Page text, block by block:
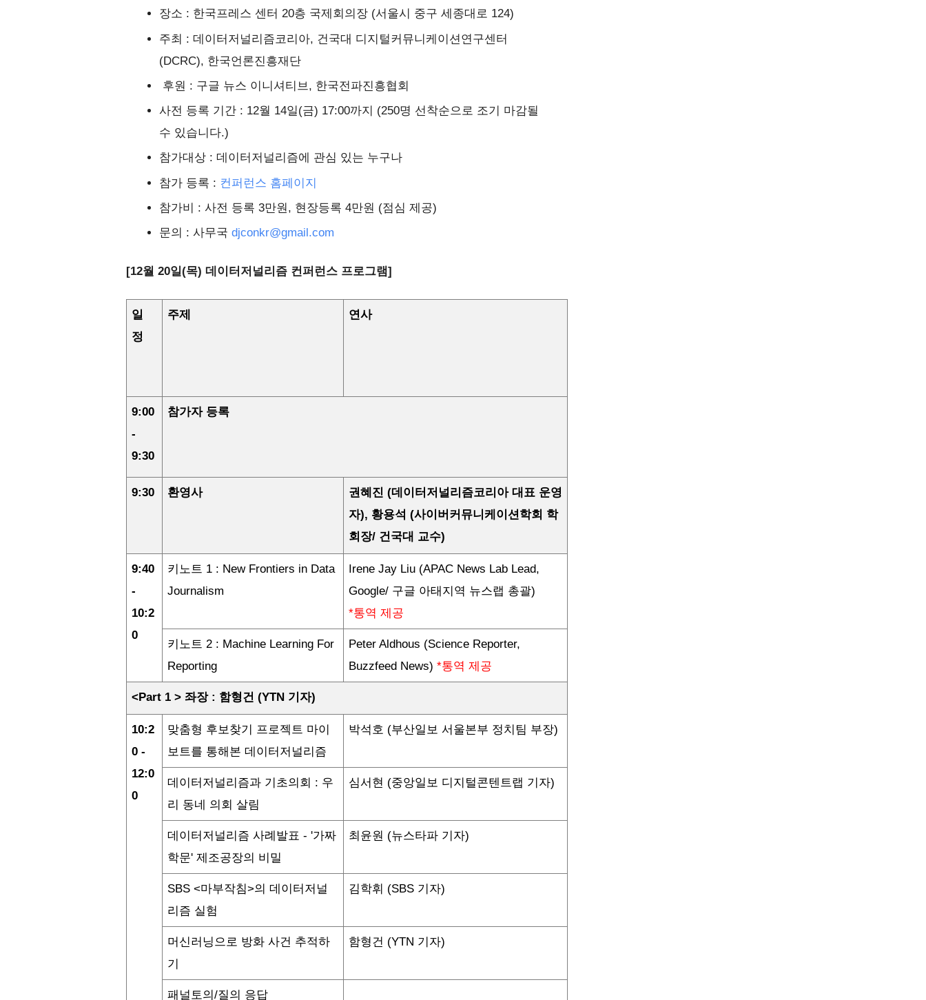
장소 : 한국프레스 센터 20층 국제회의장 (서울시 중구 세종대로 124)
주최 : 데이터저널리즘코리아, 건국대 디지털커뮤니케이션연구센터
(DCRC), 한국언론진흥재단
후원 : 구글 뉴스 이니셔티브, 한국전파진흥협회
사전 등록 기간 : 12월 14일(금) 17:00까지 (250명 선착순으로 조기 마감될
수 있습니다.)
참가대상 : 데이터저널리즘에 관심 있는 누구나
참가 등록 : 컨퍼런스 홈페이지
참가비 : 사전 등록 3만원, 현장등록 4만원 (점심 제공)
문의 : 사무국 djconkr@gmail.com
[12월 20일(목) 데이터저널리즘 컨퍼런스 프로그램]
일
정
주제 연사
9:00
-
9:30
참가자 등록
9:30 환영사 권혜진 (데이터저널리즘코리아 대표 운영
자), 황용석 (사이버커뮤니케이션학회 학
회장/ 건국대 교수)
9:40
-
10:2
0
키노트 1 : New Frontiers in Data
Journalism
Irene Jay Liu (APAC News Lab Lead,
Google/ 구글 아태지역 뉴스랩 총괄)
*통역 제공
키노트 2 : Machine Learning For
Reporting
Peter Aldhous (Science Reporter,
Buzzfeed News) *통역 제공
<Part 1 > 좌장: 함형건 (YTN 기자)
10:2
0 -
12:0
0
맞춤형 후보찾기 프로젝트 마이
보트를 통해본 데이터저널리즘
박석호 (부산일보 서울본부 정치팀 부장)
데이터저널리즘과 기초의회 : 우
리 동네 의회 살림
심서현 (중앙일보 디지털콘텐트랩 기자)
데이터저널리즘 사례발표 - '가짜
학문' 제조공장의 비밀
최윤원 (뉴스타파 기자)
SBS <마부작침>의 데이터저널
리즘 실험
김학휘 (SBS 기자)
머신러닝으로 방화 사건 추적하
기
함형건 (YTN 기자)
패널토의/질의 응답